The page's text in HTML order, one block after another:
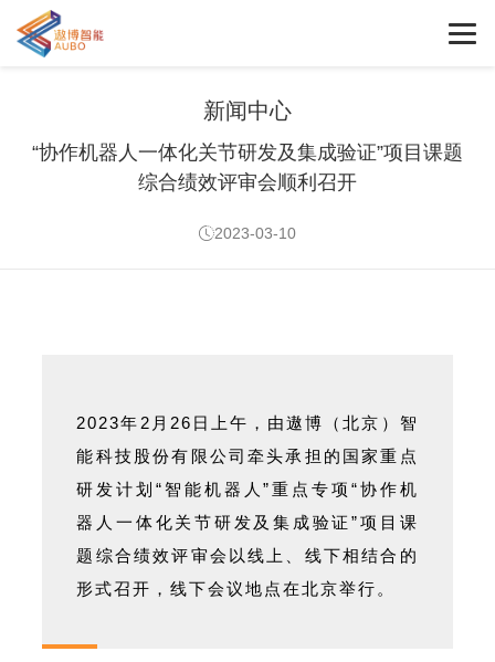
新闻中心
“协作机器人一体化关节研发及集成验证”项目课题
综合绩效评审会顺利召开
2023-03-10
2023年2月26日上午，由遨博（北京）智
能科技股份有限公司牵头承担的国家重点
研发计划“智能机器人”重点专项“协作机
器人一体化关节研发及集成验证”项目课
题综合绩效评审会以线上、线下相结合的
形式召开，线下会议地点在北京举行。